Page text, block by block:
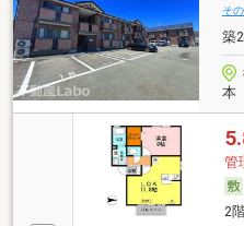
そ
築
本
管
2